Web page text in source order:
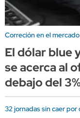
Correción en el
El dólar blue
se acerca al
debajo del
32 jornadas sin caer